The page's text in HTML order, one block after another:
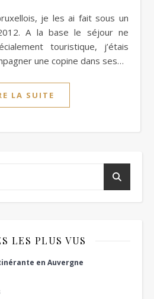
A la base le séjour ne
touristique, j’étais
une copine dans ses…
LA SUITE
LES PLUS VUS
en Auvergne